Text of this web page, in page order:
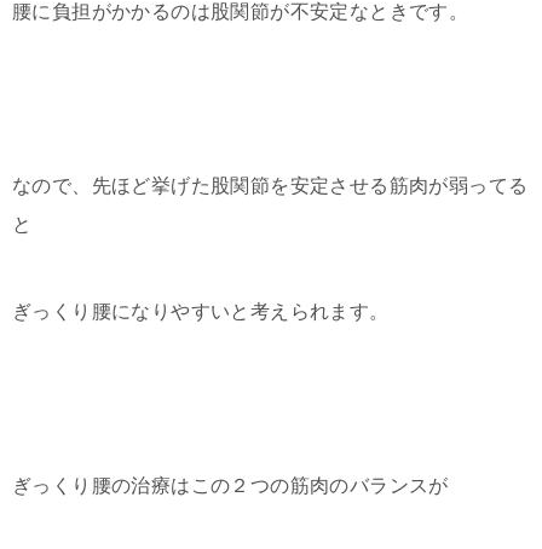
腰に負担がかかるのは股関節が不安定なときです。
なので、先ほど挙げた股関節を安定させる筋肉が弱ってる
と
ぎっくり腰になりやすいと考えられます。
ぎっくり腰の治療はこの２つの筋肉のバランスが